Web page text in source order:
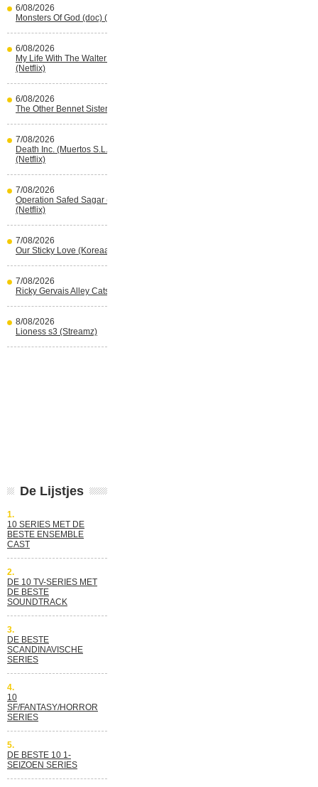
6/08/2026
Monsters Of God (doc) (HBO Max)
6/08/2026
My Life With The Walter Boys s3
(Netflix)
6/08/2026
The Other Bennet Sister (HBO Max)
7/08/2026
Death Inc. (Muertos S.L.) s4 (Spaans)
(Netflix)
7/08/2026
Operation Safed Sagar (Indisch)
(Netflix)
7/08/2026
Our Sticky Love (Koreaans) (Netflix)
7/08/2026
Ricky Gervais Alley Cats (Netflix)
8/08/2026
Lioness s3 (Streamz)
De Lijstjes
1.
10 SERIES MET DE
BESTE ENSEMBLE
CAST
2.
DE 10 TV-SERIES MET
DE BESTE
SOUNDTRACK
3.
DE BESTE
SCANDINAVISCHE
SERIES
4.
10
SF/FANTASY/HORROR
SERIES
5.
DE BESTE 10 1-
SEIZOEN SERIES